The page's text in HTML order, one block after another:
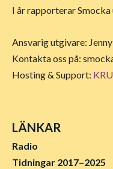
I år rapporterar
Ansvarig utgivare:
Kontakta oss på:
Hosting & Support:
LÄNKAR
Radio
Tidningar 2017–2025